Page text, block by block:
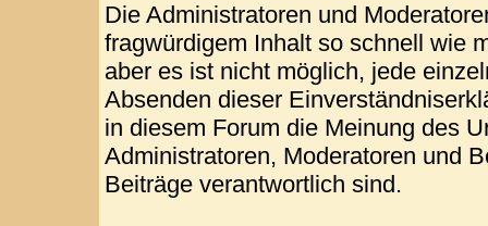
Die Administratoren und
fragwürdigem Inhalt so schnell wie
aber es ist nicht möglich, jede
Absenden dieser
in diesem Forum die Meinung des
Administratoren, Moderatoren und
Beiträge verantwortlich sind.